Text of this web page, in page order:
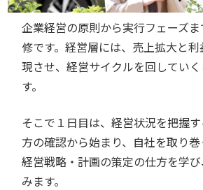
企業経営の原則から実行フェーズ
修です。経営層には、売上拡大と
現させ、経営サイクルを回してい
す。
そこで１日目は、経営状況を把握
方の確認から始まり、自社を取り
経営戦略・計画の策定の仕方を学
みます。